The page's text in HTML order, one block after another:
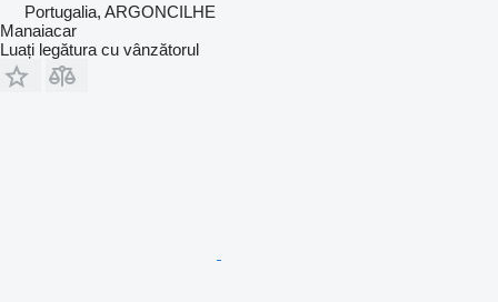
Portugalia, ARGONCILHE
Manaiacar
Luați legătura cu vânzătorul